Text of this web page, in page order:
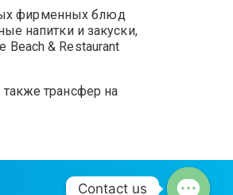
фирменных блюд
напитки и закуски,
& Restaurant
также трансфер на
Contact us